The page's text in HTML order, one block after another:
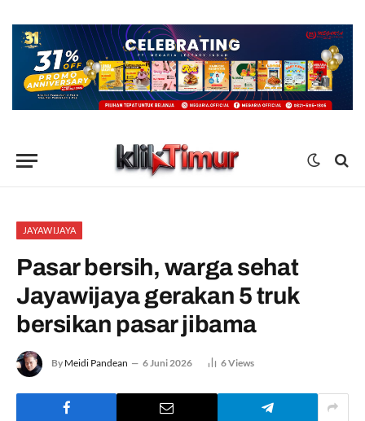
JAYAWIJAYA
Pasar bersih, warga sehat
Jayawijaya gerakan 5 truk
bersikan pasar jibama
By Meidi Pandean 6 Juni 2026 6Views